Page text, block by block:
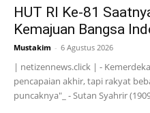
HUT RI Ke-81
Kemajuan Bangsa
Mustakim - 6 Agustus 2026
| netizennews.click | -
pencapaian akhir, tapi rakyat
puncaknya"_ - Sutan Syahrir